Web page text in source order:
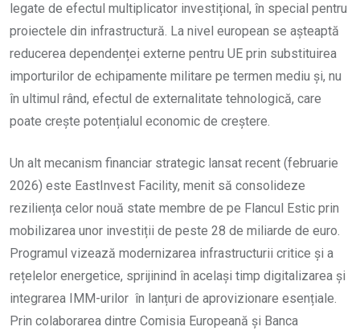
legate de efectul multiplicator investițional, în special pentru
proiectele din infrastructură. La nivel european se așteaptă
reducerea dependenței externe pentru UE prin substituirea
importurilor de echipamente militare pe termen mediu și, nu
în ultimul rând, efectul de externalitate tehnologică, care
poate crește potențialul economic de creștere.
Un alt mecanism financiar strategic lansat recent (februarie
2026) este EastInvest Facility, menit să consolideze
reziliența celor nouă state membre de pe Flancul Estic prin
mobilizarea unor investiții de peste 28 de miliarde de euro.
Programul vizează modernizarea infrastructurii critice și a
rețelelor energetice, sprijinind în același timp digitalizarea și
integrarea IMM-urilor în lanțuri de aprovizionare esențiale.
Prin colaborarea dintre Comisia Europeană și Banca